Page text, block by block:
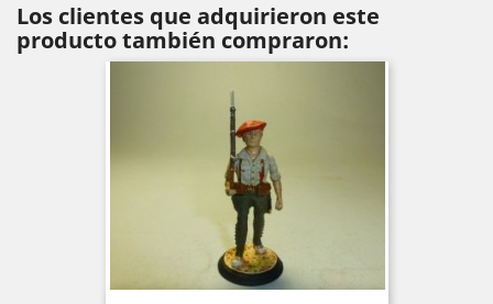
Los clientes que adquirieron este
producto también compraron: